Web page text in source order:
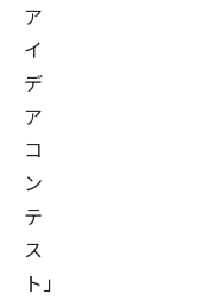
ア
イ
デ
ア
コ
ン
テ
ス
ト」